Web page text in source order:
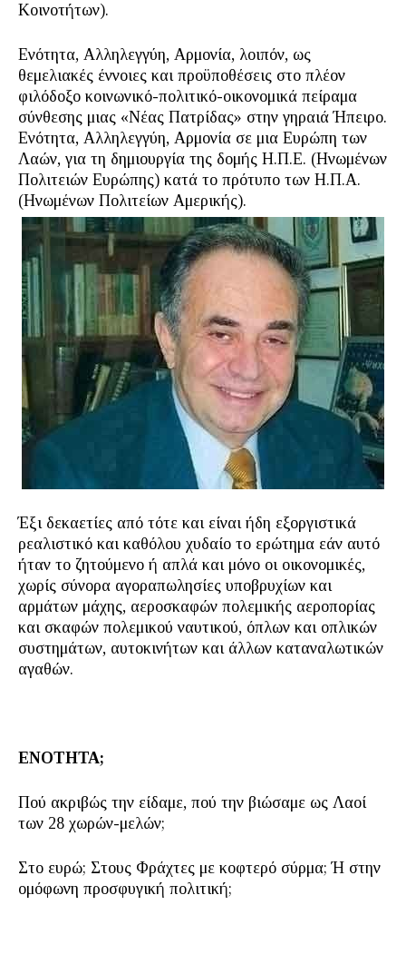
Κοινοτήτων).
Ενότητα, Αλληλεγγύη, Αρμονία, λοιπόν, ως
θεμελιακές έννοιες και προϋποθέσεις στο πλέον
φιλόδοξο κοινωνικό-πολιτικό-οικονομικά πείραμα
σύνθεσης μιας «Νέας Πατρίδας» στην γηραιά Ήπειρο.
Ενότητα, Αλληλεγγύη, Αρμονία σε μια Ευρώπη των
Λαών, για τη δημιουργία της δομής Η.Π.Ε. (Ηνωμένων
Πολιτειών Ευρώπης) κατά το πρότυπο των Η.Π.Α.
(Ηνωμένων Πολιτείων Αμερικής).
Έξι δεκαετίες από τότε και είναι ήδη εξοργιστικά
ρεαλιστικό και καθόλου χυδαίο το ερώτημα εάν αυτό
ήταν το ζητούμενο ή απλά και μόνο οι οικονομικές,
χωρίς σύνορα αγοραπωλησίες υποβρυχίων και
αρμάτων μάχης, αεροσκαφών πολεμικής αεροπορίας
και σκαφών πολεμικού ναυτικού, όπλων και οπλικών
συστημάτων, αυτοκινήτων και άλλων καταναλωτικών
αγαθών.
ΕΝΟΤΗΤΑ;
Πού ακριβώς την είδαμε, πού την βιώσαμε ως Λαοί
των 28 χωρών-μελών;
Στο ευρώ; Στους Φράχτες με κοφτερό σύρμα; Ή στην
ομόφωνη προσφυγική πολιτική;